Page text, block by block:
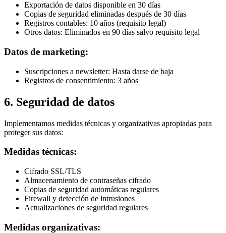
Exportación de datos disponible en 30 días
Copias de seguridad eliminadas después de 30 días
Registros contables: 10 años (requisito legal)
Otros datos: Eliminados en 90 días salvo requisito legal
Datos de marketing:
Suscripciones a newsletter: Hasta darse de baja
Registros de consentimiento: 3 años
6. Seguridad de datos
Implementamos medidas técnicas y organizativas apropiadas para
proteger sus datos:
Medidas técnicas:
Cifrado SSL/TLS
Almacenamiento de contraseñas cifrado
Copias de seguridad automáticas regulares
Firewall y detección de intrusiones
Actualizaciones de seguridad regulares
Medidas organizativas: